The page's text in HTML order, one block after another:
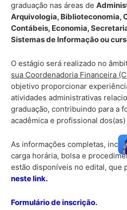
graduação nas áreas de
Arquivologia, Biblioteconomia,
Contábeis, Economia,
Sistemas de Informação ou
O estágio será realizado no
sua Coordenadoria Financeira
objetivo proporcionar
atividades administrativas
graduação, contribuindo para a
acadêmica e profissional
As informações completas,
carga horária, bolsa e
estão disponíveis no edital, que
neste link.
Formulário de inscrição.